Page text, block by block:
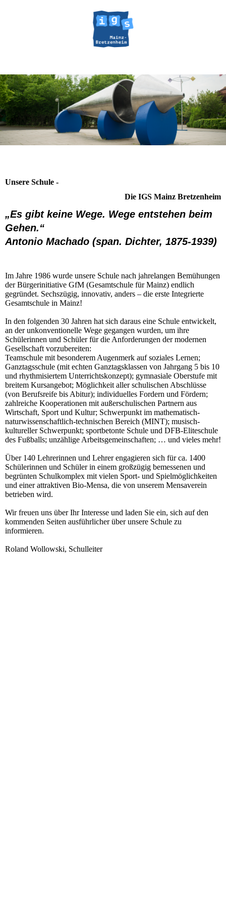
Unsere Schule -
Die IGS Mainz Bretzenheim
„Es gibt keine Wege. Wege entstehen beim
Gehen.“
Antonio Machado (span. Dichter, 1875-1939)
Im Jahre 1986 wurde unsere Schule nach jahrelangen Bemühungen
der Bürgerinitiative GfM (Gesamtschule für Mainz) endlich
gegründet. Sechszügig, innovativ, anders – die erste Integrierte
Gesamtschule in Mainz!
In den folgenden 30 Jahren hat sich daraus eine Schule entwickelt,
an der unkonventionelle Wege gegangen wurden, um ihre
Schülerinnen und Schüler für die Anforderungen der modernen
Gesellschaft vorzubereiten:
Teamschule mit besonderem Augenmerk auf soziales Lernen;
Ganztagsschule (mit echten Ganztagsklassen von Jahrgang 5 bis 10
und rhythmisiertem Unterrichtskonzept); gymnasiale Oberstufe mit
breitem Kursangebot; Möglichkeit aller schulischen Abschlüsse
(von Berufsreife bis Abitur); individuelles Fordern und Fördern;
zahlreiche Kooperationen mit außerschulischen Partnern aus
Wirtschaft, Sport und Kultur; Schwerpunkt im mathematisch-
naturwissenschaftlich-technischen Bereich (MINT); musisch-
kultureller Schwerpunkt; sportbetonte Schule und DFB-Eliteschule
des Fußballs; unzählige Arbeitsgemeinschaften; … und vieles mehr!
Über 140 Lehrerinnen und Lehrer engagieren sich für ca. 1400
Schülerinnen und Schüler in einem großzügig bemessenen und
begrünten Schulkomplex mit vielen Sport- und Spielmöglichkeiten
und einer attraktiven Bio-Mensa, die von unserem Mensaverein
betrieben wird.
Wir freuen uns über Ihr Interesse und laden Sie ein, sich auf den
kommenden Seiten ausführlicher über unsere Schule zu
informieren.
Roland Wollowski, Schulleiter